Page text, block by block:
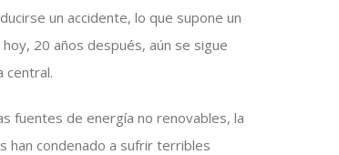
un accidente, lo que supone un
20 años después, aún se sigue
central.
fuentes de energía no renovables, la
han condenado a sufrir terribles